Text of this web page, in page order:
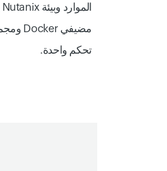
تحكم واحدة.